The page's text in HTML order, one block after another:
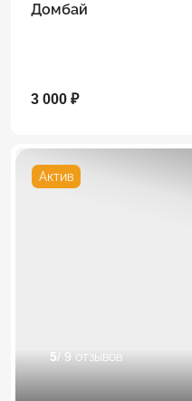
Домбай
3 000 ₽
Актив
5/ 9 отзывов